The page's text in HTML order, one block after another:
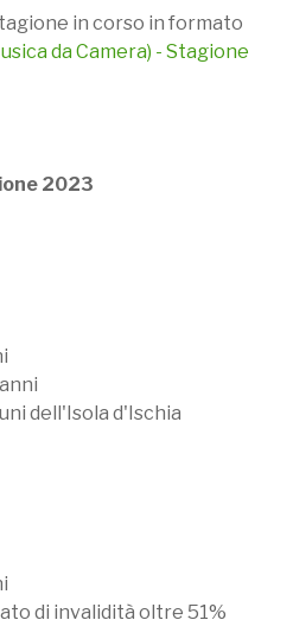
in corso in formato
da Camera) - Stagione
2023
dell'Isola d'Ischia
di invalidità oltre 51%